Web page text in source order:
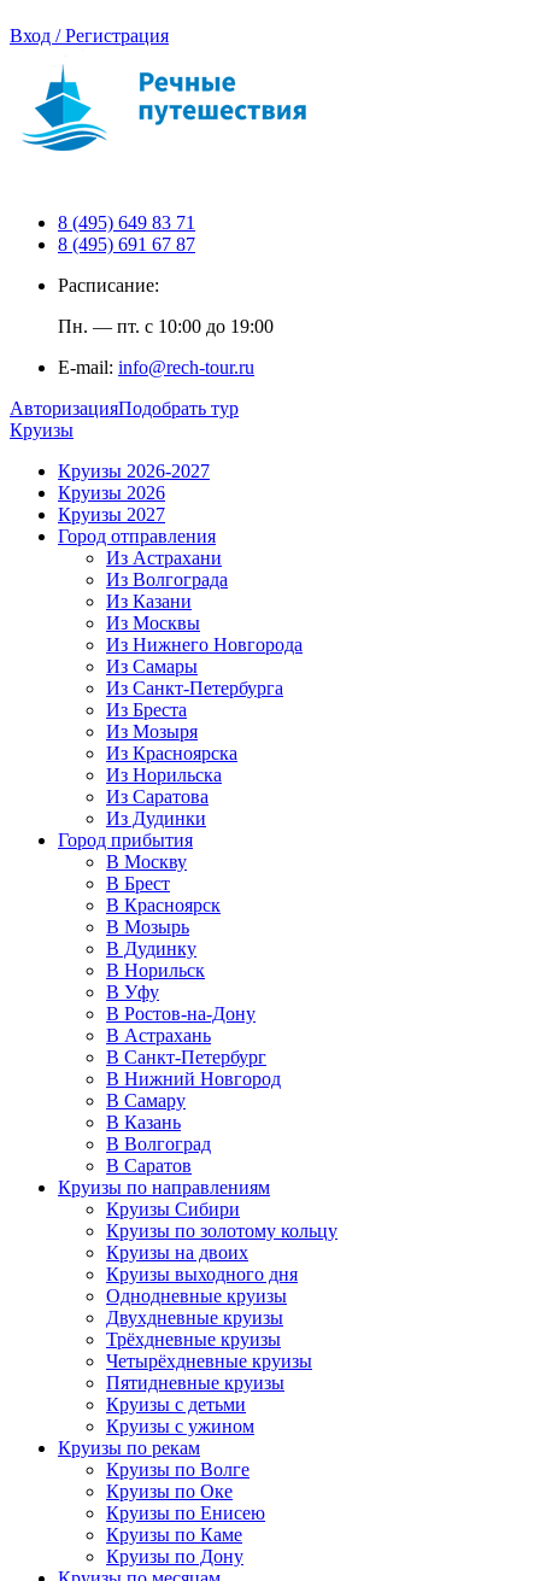
Вход / Регистрация
8 (495) 649 83 71
8 (495) 691 67 87
Расписание:
Пн. — пт. с 10:00 до 19:00
E-mail: info@rech-tour.ru
АвторизацияПодобрать тур
Круизы
Круизы 2026-2027
Круизы 2026
Круизы 2027
Город отправления
Из Астрахани
Из Волгограда
Из Казани
Из Москвы
Из Нижнего Новгорода
Из Самары
Из Санкт-Петербурга
Из Бреста
Из Мозыря
Из Красноярска
Из Норильска
Из Саратова
Из Дудинки
Город прибытия
В Москву
В Брест
В Красноярск
В Мозырь
В Дудинку
В Норильск
В Уфу
В Ростов-на-Дону
В Астрахань
В Санкт-Петербург
В Нижний Новгород
В Самару
В Казань
В Волгоград
В Саратов
Круизы по направлениям
Круизы Сибири
Круизы по золотому кольцу
Круизы на двоих
Круизы выходного дня
Однодневные круизы
Двухдневные круизы
Трёхдневные круизы
Четырёхдневные круизы
Пятидневные круизы
Круизы с детьми
Круизы с ужином
Круизы по рекам
Круизы по Волге
Круизы по Оке
Круизы по Енисею
Круизы по Каме
Круизы по Дону